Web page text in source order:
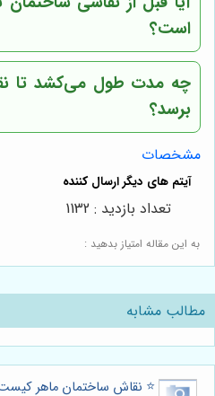
است؟
چه مدت طول می‌کشد تا
برسد؟
مشخصات
به این مقاله امتیاز بدهید :
تعداد بازدید : 1132
مطالب مشابه
⭐️ نقاش ساختمان ماهر